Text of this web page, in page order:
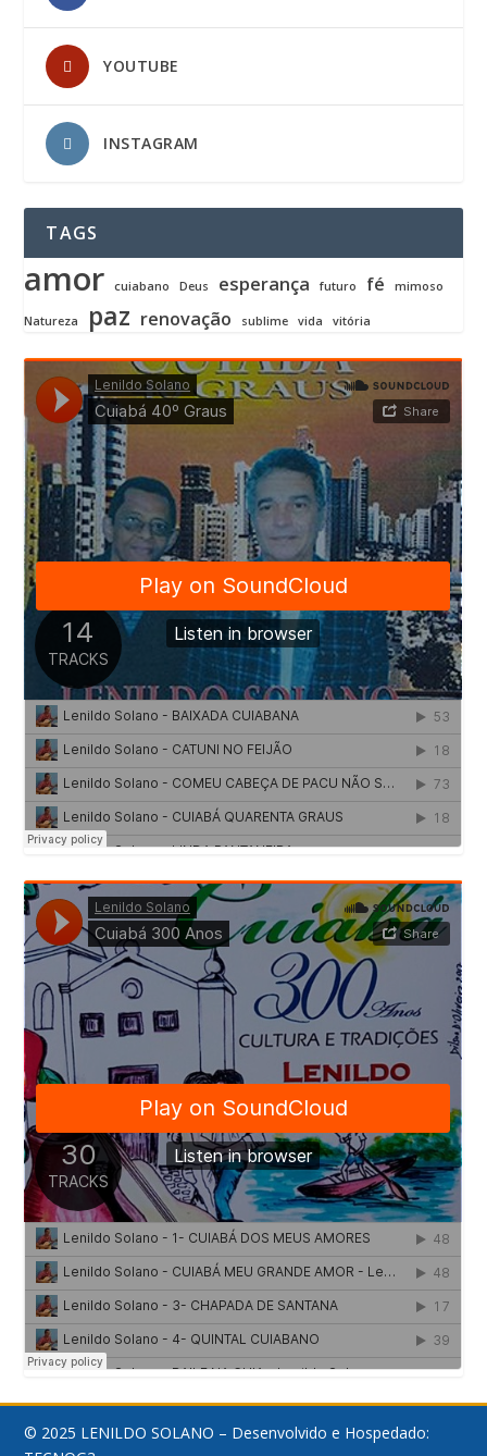
YOUTUBE
INSTAGRAM
TAGS
amor cuiabano Deus esperança futuro fé mimoso
Natureza paz renovação sublime vida vitória
© 2025 LENILDO SOLANO – Desenvolvido e Hospedado: